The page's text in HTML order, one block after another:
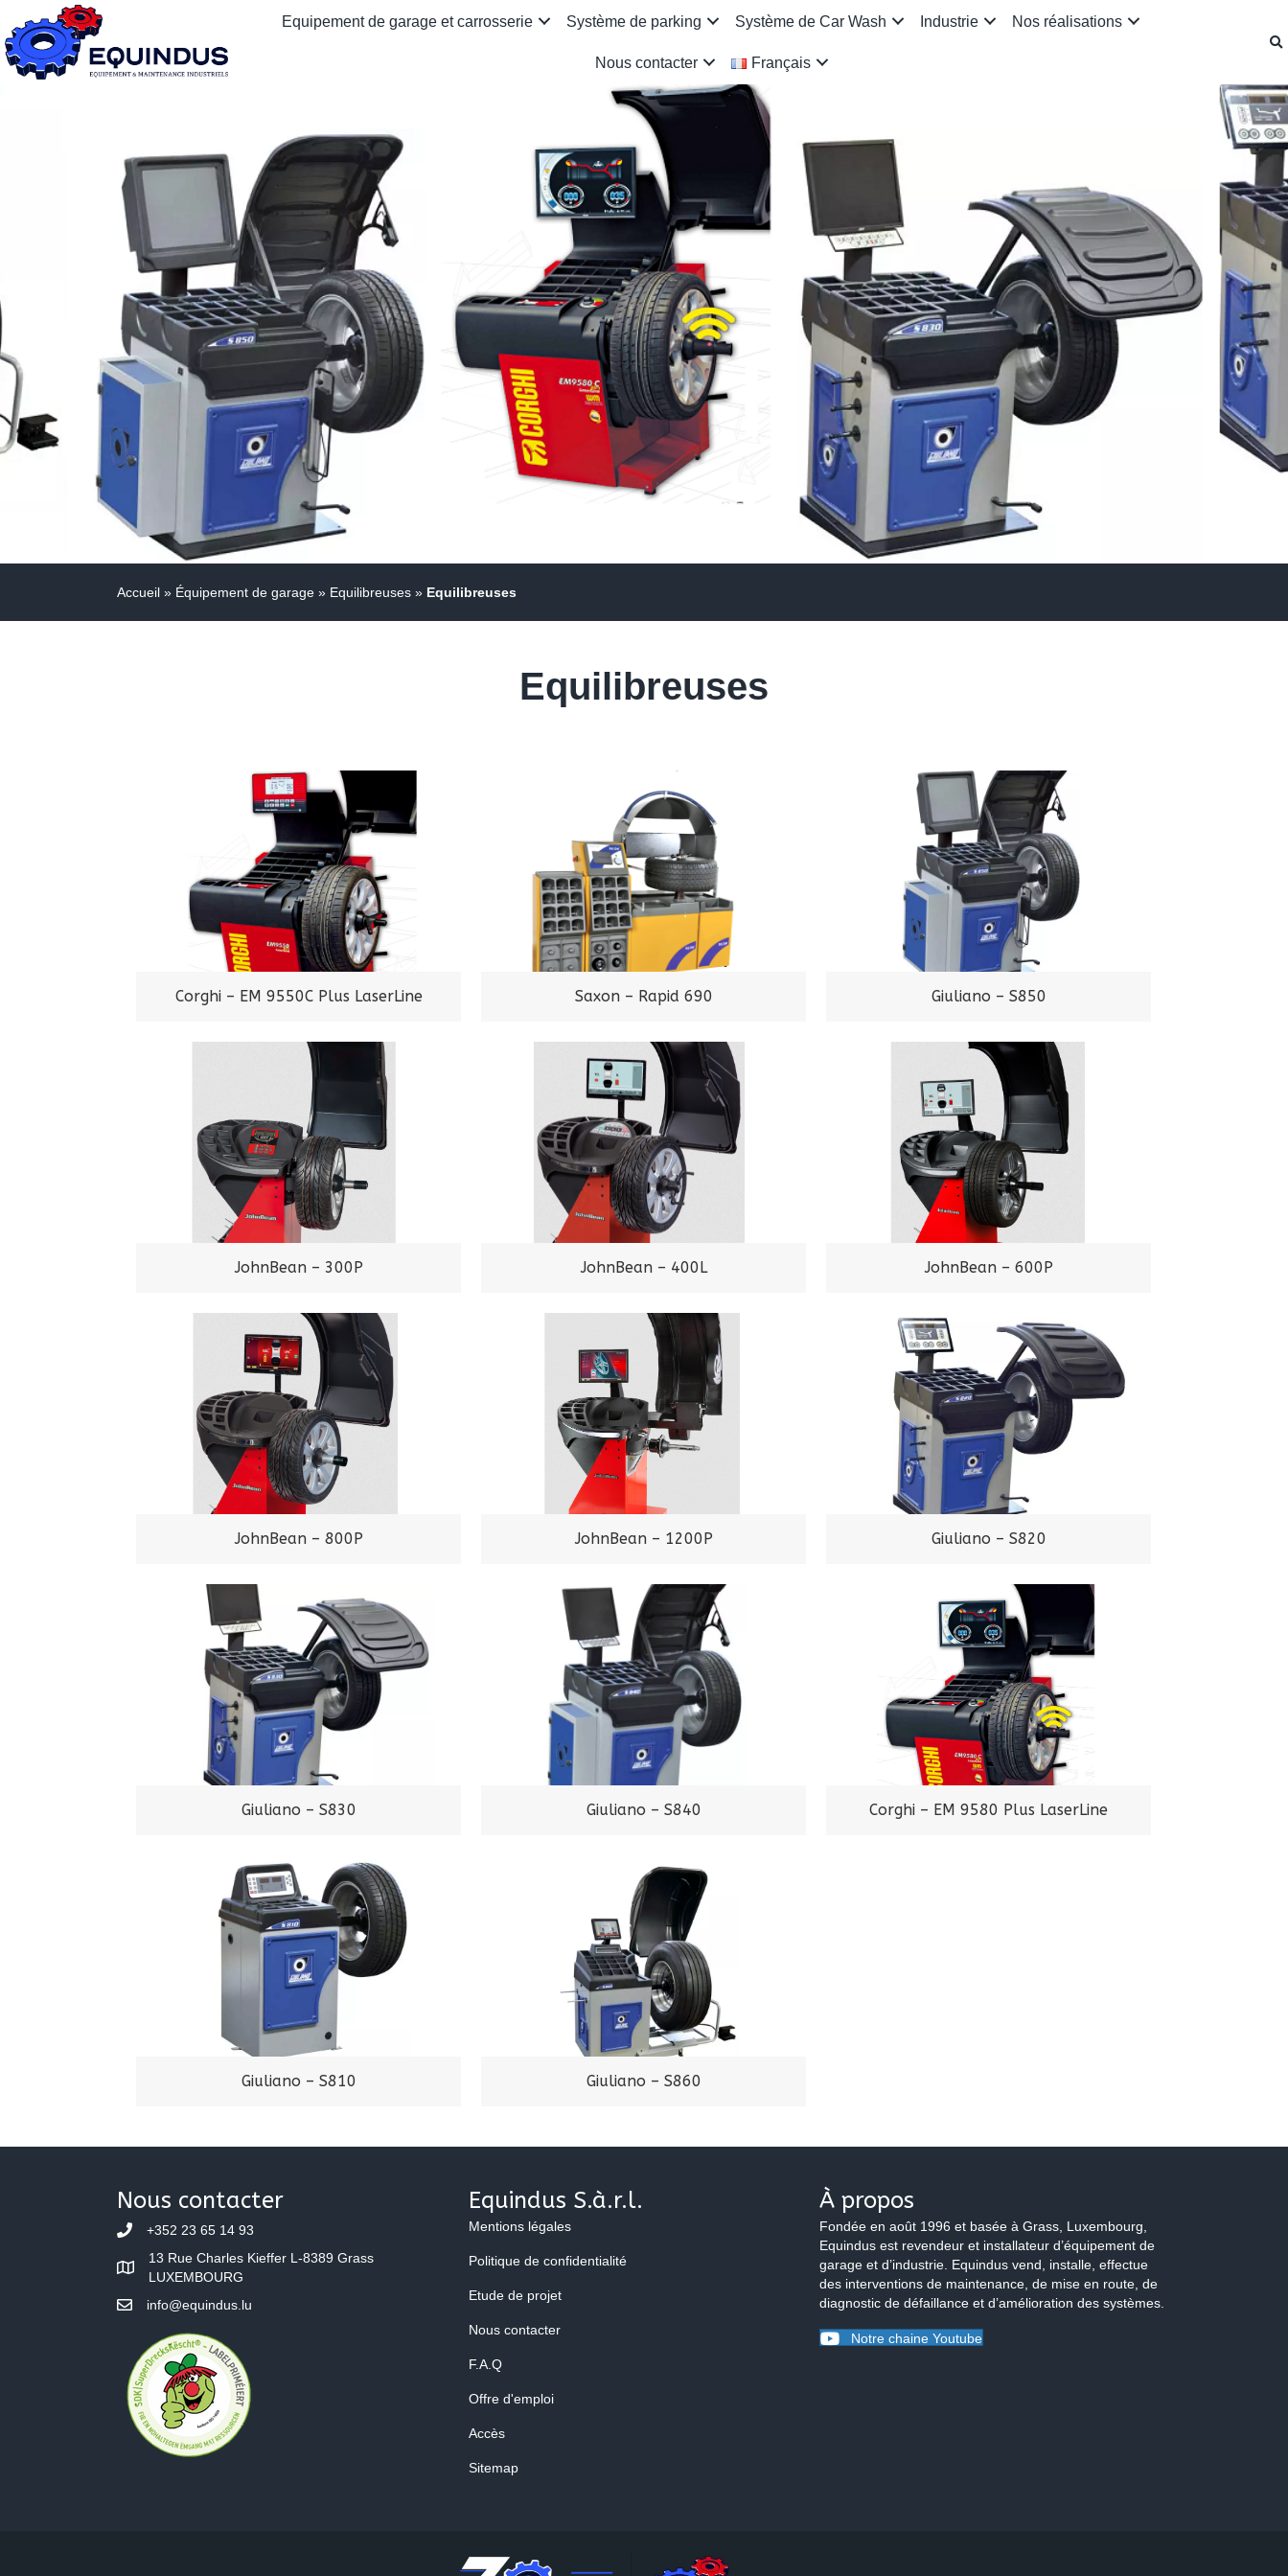
Equipement de garage et carrosserie Système de parking Système de Car Wash Industrie Nos réalisations
Nous contacter Français
Accueil » Équipement de garage » Equilibreuses » Equilibreuses
Equilibreuses
Corghi – EM 9550C Plus LaserLine Saxon – Rapid 690 Giuliano – S850
JohnBean – 300P JohnBean – 400L JohnBean – 600P
JohnBean – 800P JohnBean – 1200P Giuliano – S820
Giuliano – S830 Giuliano – S840 Corghi – EM 9580 Plus LaserLine
Giuliano – S810 Giuliano – S860
Nous contacter
+352 23 65 14 93
13 Rue Charles Kieffer L-8389 Grass
LUXEMBOURG
info@equindus.lu
Equindus S.à.r.l.
Mentions légales
Politique de confidentialité
Etude de projet
Nous contacter
F.A.Q
Offre d'emploi
Accès
Sitemap
À propos
Fondée en août 1996 et basée à Grass, Luxembourg,
Equindus est revendeur et installateur d’équipement de
garage et d’industrie. Equindus vend, installe, effectue
des interventions de maintenance, de mise en route, de
diagnostic de défaillance et d’amélioration des systèmes.
Notre chaine Youtube